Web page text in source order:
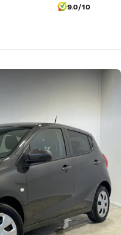
9.0/10